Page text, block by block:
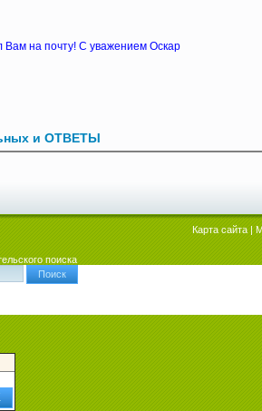
Вам на почту! С уважением Оскар
и ОТВЕТЫ
Карта сайта |
поиска